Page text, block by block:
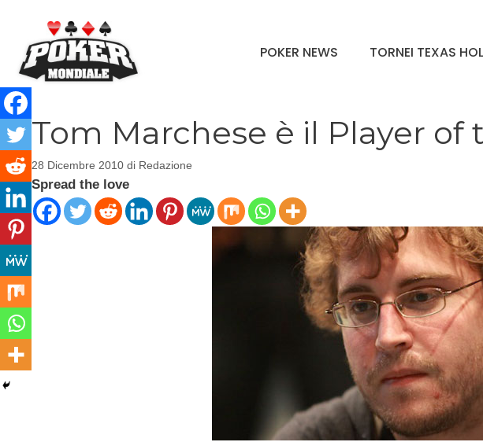
contenuto
POKER NEWS TORNEI TEXAS
Tom Marchese è il Player of
28 Dicembre 2010 di Redazione
Spread the love